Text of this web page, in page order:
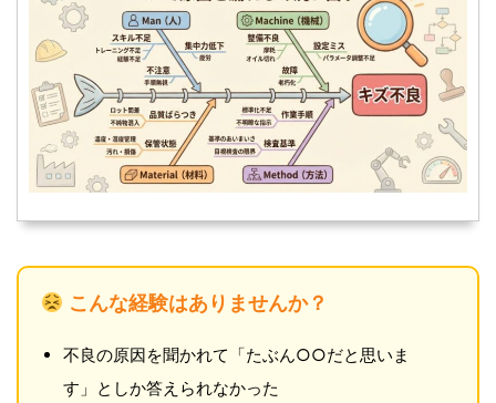
こんな経験はありませんか？
不良の原因を聞かれて「たぶん○○だと思いま
す」としか答えられなかった